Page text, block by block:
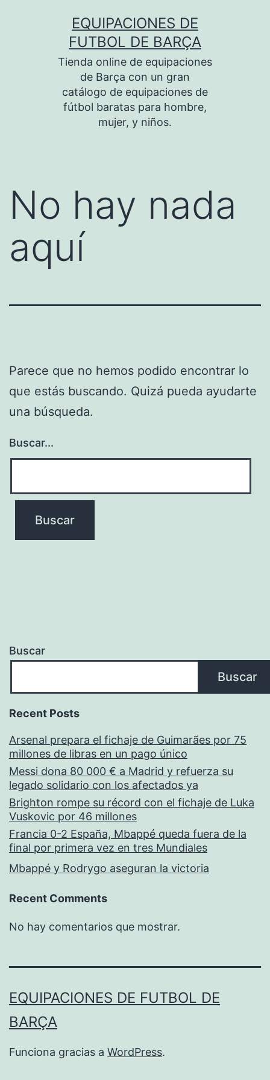
EQUIPACIONES DE
FUTBOL DE BARÇA
Tienda online de equipaciones
de Barça con un gran
catálogo de equipaciones de
fútbol baratas para hombre,
mujer, y niños.
No hay nada
aquí
Parece que no hemos podido encontrar lo
que estás buscando. Quizá pueda ayudarte
una búsqueda.
Buscar...
Buscar
Buscar
Recent Posts
Arsenal prepara el fichaje de Guimarães por 75
millones de libras en un pago único
Messi dona 80 000 € a Madrid y refuerza su
legado solidario con los afectados ya
Brighton rompe su récord con el fichaje de Luka
Vuskovic por 46 millones
Francia 0-2 España, Mbappé queda fuera de la
final por primera vez en tres Mundiales
Mbappé y Rodrygo aseguran la victoria
Recent Comments
No hay comentarios que mostrar.
EQUIPACIONES DE FUTBOL DE
BARÇA
Funciona gracias a WordPress.